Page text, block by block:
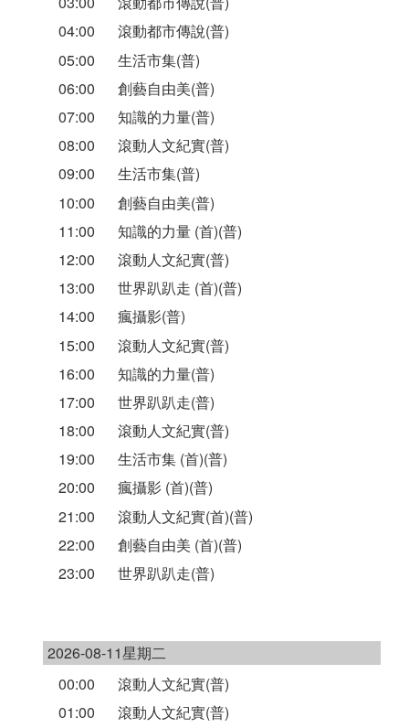
04:00
滾動都市傳說(普)
05:00
生活市集(普)
06:00
創藝自由美(普)
07:00
知識的力量(普)
08:00
滾動人文紀實(普)
09:00
生活市集(普)
10:00
創藝自由美(普)
11:00
知識的力量 (首)(普)
12:00
滾動人文紀實(普)
13:00
世界趴趴走 (首)(普)
14:00
瘋攝影(普)
15:00
滾動人文紀實(普)
16:00
知識的力量(普)
17:00
世界趴趴走(普)
18:00
滾動人文紀實(普)
19:00
生活市集 (首)(普)
20:00
瘋攝影 (首)(普)
21:00
滾動人文紀實(首)(普)
22:00
創藝自由美 (首)(普)
23:00
世界趴趴走(普)
2026-08-11星期二
00:00
滾動人文紀實(普)
01:00
滾動人文紀實(普)